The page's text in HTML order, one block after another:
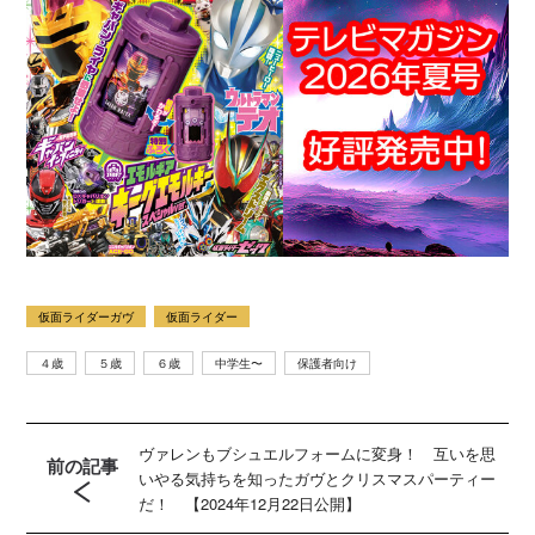
仮面ライダーガヴ 仮面ライダー
４歳 ５歳 ６歳 中学生〜 保護者向け
前の記事
ヴァレンもブシュエルフォームに変身！ 互いを思
いやる気持ちを知ったガヴとクリスマスパーティー
だ！ 【2024年12月22日公開】